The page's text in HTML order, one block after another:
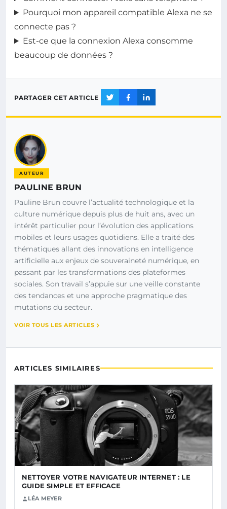
Pourquoi mon appareil compatible Alexa ne se
connecte pas ?
Est-ce que la connexion Alexa consomme
beaucoup de données ?
PARTAGER CET ARTICLE
AUTEUR
PAULINE BRUN
Pauline Brun couvre l’actualité technologique et la
culture numérique depuis plus de huit ans, avec un
intérêt particulier pour l’évolution des applications
mobiles et leurs usages quotidiens. Elle a traité des
thématiques allant des innovations en intelligence
artificielle aux enjeux de souveraineté numérique, en
passant par les transformations des plateformes
sociales. Son travail s’appuie sur une veille constante
des tendances et une approche pragmatique des
mutations du secteur.
VOIR TOUS LES ARTICLES
ARTICLES SIMILAIRES
NETTOYER VOTRE NAVIGATEUR INTERNET : LE
GUIDE SIMPLE ET EFFICACE
LÉA MEYER